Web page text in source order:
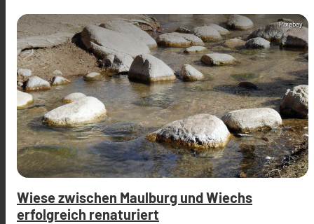
Pixabay
Wiese zwischen Maulburg und Wiechs
erfolgreich renaturiert